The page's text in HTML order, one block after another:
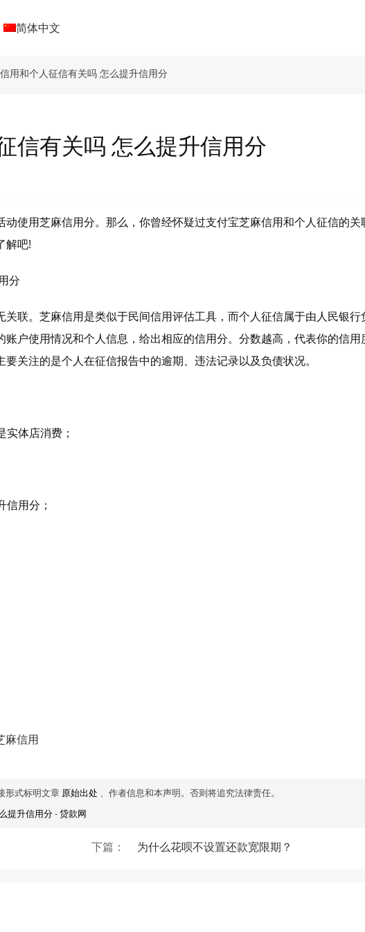
简体中文
用和个人征信有关吗 怎么提升信用分
信有关吗 怎么提升信用分
使用芝麻信用分。那么，你曾经怀疑过支付宝芝麻信用和个人征信的关
解吧!
分
联。芝麻信用是类似于民间信用评估工具，而个人征信属于由人民银行
户使用情况和个人信息，给出相应的信用分。分数越高，代表你的信用
关注的是个人在征信报告中的逾期、违法记录以及负债状况。
体店消费；
用分；
麻信用
形式标明文章 原始出处 、作者信息和本声明。否则将追究法律责任。
提升信用分-贷款网
下篇： 为什么花呗不设置还款宽限期？